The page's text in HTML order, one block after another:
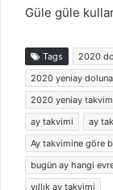
Güle güle
Tags 2020
2020 yeniay
2020 yeniay
ay takvimi
ay
Ay takvimine göre
bugün ay hangi
yıllık ay takvimi